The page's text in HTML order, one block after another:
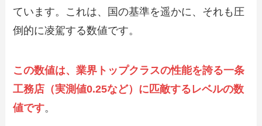
ています。これは、国の基準を遥かに、それも圧
倒的に凌駕する数値です。
この数値は、業界トップクラスの性能を誇る一条
工務店（実測値0.25など）に匹敵するレベルの数
値です。